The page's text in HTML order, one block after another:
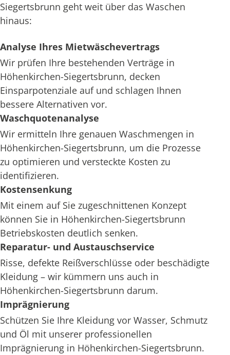
Siegertsbrunn geht weit über das Waschen
hinaus:
Analyse Ihres Mietwäschevertrags
Wir prüfen Ihre bestehenden Verträge in
Höhenkirchen-Siegertsbrunn, decken
Einsparpotenziale auf und schlagen Ihnen
bessere Alternativen vor.
Waschquotenanalyse
Wir ermitteln Ihre genauen Waschmengen in
Höhenkirchen-Siegertsbrunn, um die Prozesse
zu optimieren und versteckte Kosten zu
identifizieren.
Kostensenkung
Mit einem auf Sie zugeschnittenen Konzept
können Sie in Höhenkirchen-Siegertsbrunn
Betriebskosten deutlich senken.
Reparatur- und Austauschservice
Risse, defekte Reißverschlüsse oder beschädigte
Kleidung – wir kümmern uns auch in
Höhenkirchen-Siegertsbrunn darum.
Imprägnierung
Schützen Sie Ihre Kleidung vor Wasser, Schmutz
und Öl mit unserer professionellen
Imprägnierung in Höhenkirchen-Siegertsbrunn.